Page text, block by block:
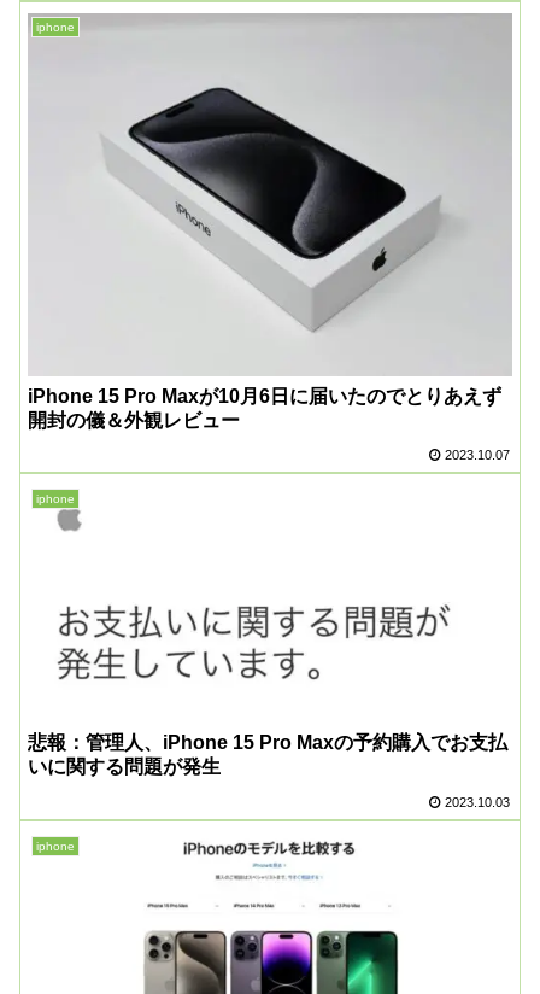
iphone
iPhone 15 Pro Maxが10月6日に届いたのでとりあえず
開封の儀＆外観レビュー
2023.10.07
iphone
悲報：管理人、iPhone 15 Pro Maxの予約購入でお支払
いに関する問題が発生
2023.10.03
iphone